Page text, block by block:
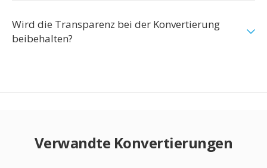
Wird die Transparenz bei der Konvertierung
beibehalten?
Verwandte Konvertierungen